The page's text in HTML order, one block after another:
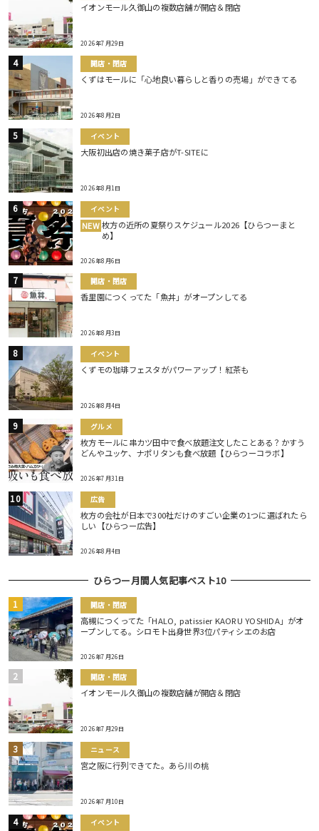
イオンモール久御山の複数店舗が開店＆閉店
2026年7月29日
開店・閉店
くずはモールに「心地良い暮らしと香りの売場」ができてる
2026年8月2日
イベント
大阪初出店の焼き菓子店がT-SITEに
2026年8月1日
イベント
NEW 枚方の近所の夏祭りスケジュール2026【ひらつーまと
め】
2026年8月6日
開店・閉店
香里園につくってた「魚丼」がオープンしてる
2026年8月3日
イベント
くずモの珈琲フェスタがパワーアップ！紅茶も
2026年8月4日
グルメ
枚方モールに串カツ田中で食べ放題注文したことある？かすう
どんやユッケ、ナポリタンも食べ放題【ひらつーコラボ】
2026年7月31日
広告
枚方の会社が日本で300社だけのすごい企業の1つに選ばれたら
しい【ひらつー広告】
2026年8月4日
ひらつー月間人気記事ベスト10
開店・閉店
高槻につくってた「HALO, patissier KAORU YOSHIDA」がオ
ープンしてる。シロモト出身世界3位パティシエのお店
2026年7月26日
開店・閉店
イオンモール久御山の複数店舗が開店＆閉店
2026年7月29日
ニュース
宮之阪に行列できてた。あら川の桃
2026年7月10日
イベント